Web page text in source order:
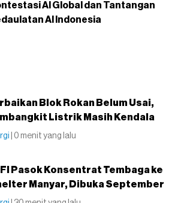
AI Global dan Tantangan
AI Indonesia
Blok Rokan Belum Usai,
Listrik Masih Kendala
| 0 menit yang lalu
Pasok Konsentrat Tembaga ke
Manyar, Dibuka September